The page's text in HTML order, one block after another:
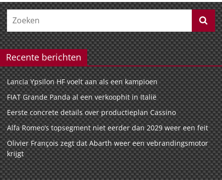
Recente berichten
Lancia Ypsilon HF voelt aan als een kampioen
FIAT Grande Panda al een verkoophit in Italië
Eerste concrete details over productieplan Cassino
Alfa Romeo’s topsegment niet eerder dan 2029 weer een feit
Olivier François zegt dat Abarth weer een vebrandingsmotor
krijgt